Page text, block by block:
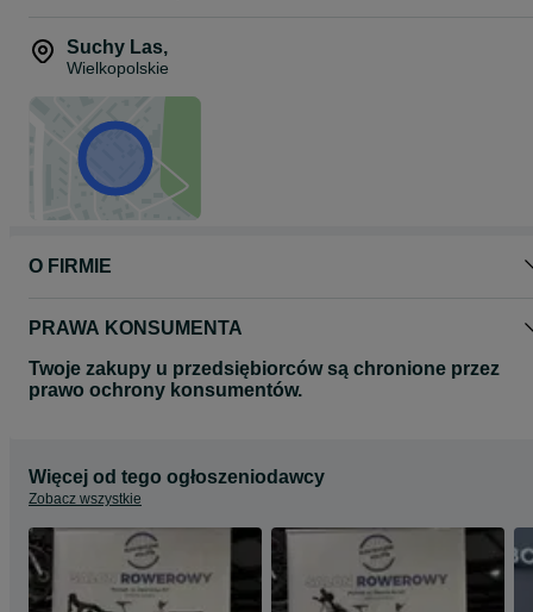
Suchy Las,
Wielkopolskie
O FIRMIE
PRAWA KONSUMENTA
Twoje zakupy u przedsiębiorców są chronione przez
prawo ochrony konsumentów.
Więcej od tego ogłoszeniodawcy
Zobacz wszystkie